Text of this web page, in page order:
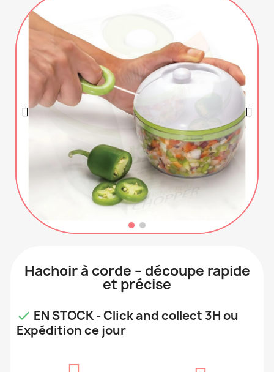
Hachoir à corde – découpe rapide
et précise
 EN STOCK - Click and collect 3H ou
Expédition ce jour